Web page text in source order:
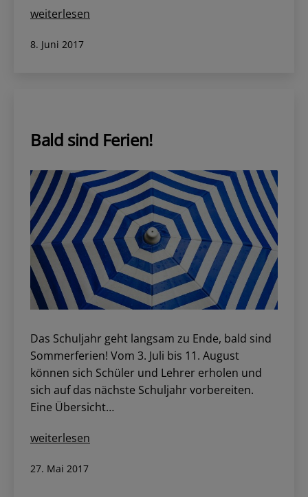
Musiktheater-
probt
weiterlesen
Veröffentlicht
8. Juni 2017
Bald sind Ferien!
Das Schuljahr geht langsam zu Ende, bald sind
Sommerferien! Vom 3. Juli bis 11. August
können sich Schüler und Lehrer erholen und
sich auf das nächste Schuljahr vorbereiten.
Eine Übersicht…
Bald
Ferien!
weiterlesen
Veröffentlicht
27. Mai 2017